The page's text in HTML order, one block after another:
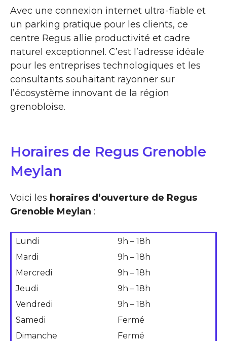
Avec une connexion internet ultra-fiable et
un parking pratique pour les clients, ce
centre Regus allie productivité et cadre
naturel exceptionnel. C’est l’adresse idéale
pour les entreprises technologiques et les
consultants souhaitant rayonner sur
l’écosystème innovant de la région
grenobloise.
Horaires de Regus Grenoble
Meylan
Voici les horaires d’ouverture de Regus
Grenoble Meylan :
Lundi
9h – 18h
Mardi
9h – 18h
Mercredi
9h – 18h
Jeudi
9h – 18h
Vendredi
9h – 18h
Samedi
Fermé
Dimanche
Fermé